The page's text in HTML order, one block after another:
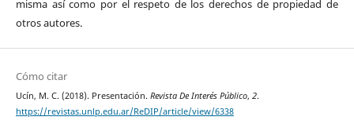
misma así como por el respeto de los derechos de propiedad de
otros autores.
Cómo citar
Ucín, M. C. (2018). Presentación. Revista De Interés Público, 2.
https://revistas.unlp.edu.ar/ReDIP/article/view/6338